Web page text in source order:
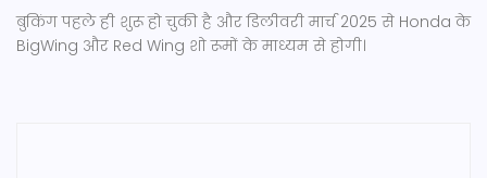
बुकिंग पहले ही शुरू हो चुकी है और डिलीवरी मार्च 2025 से Honda के
BigWing और Red Wing शो रूमों के माध्यम से होगी।